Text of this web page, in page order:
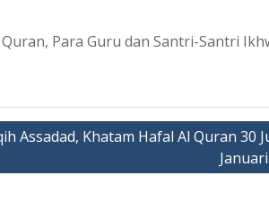
Para Guru dan Santri-Santri
Assadad, Khatam Hafal Al Quran 30